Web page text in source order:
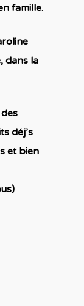
famille.
dans la
déj’s
et bien
les
petite enfance à
des
une